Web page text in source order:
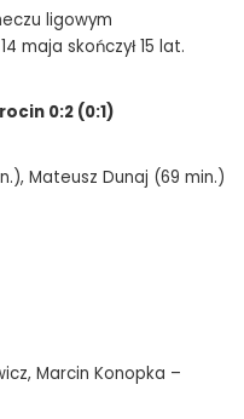
ligowym
maja skończył 15 lat.
0:2 (0:1)
Mateusz Dunaj (69 min.)
Marcin Konopka –